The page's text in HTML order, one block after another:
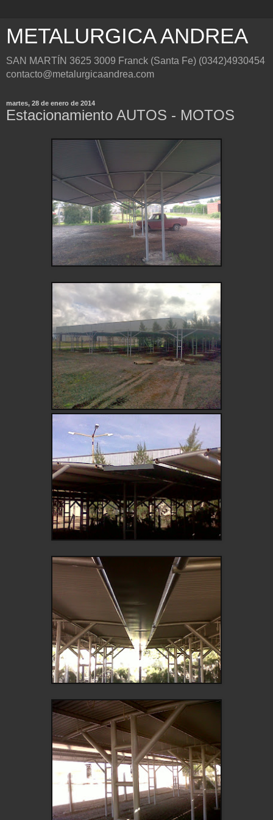
METALURGICA ANDREA
SAN MARTÍN 3625 3009 Franck (Santa Fe) (0342)4930454
contacto@metalurgicaandrea.com
martes, 28 de enero de 2014
Estacionamiento AUTOS - MOTOS